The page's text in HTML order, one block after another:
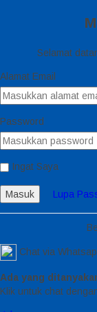
Selamat
Alamat Email
Password
Ingat Saya
Masuk Lupa
Chat via
Ada yang
Klik untuk chat